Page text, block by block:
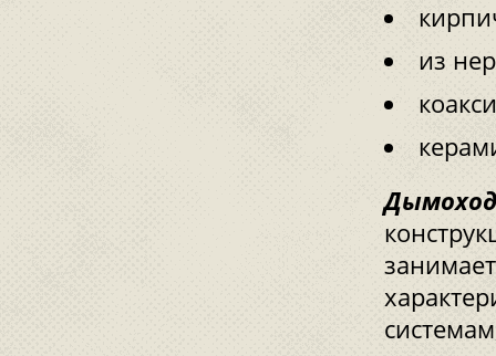
из